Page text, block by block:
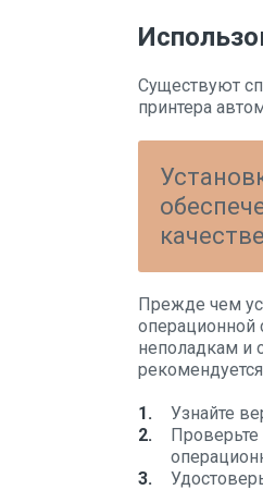
Существуют
принтера
Прежде чем
операционной
неполадкам и
Узнайте